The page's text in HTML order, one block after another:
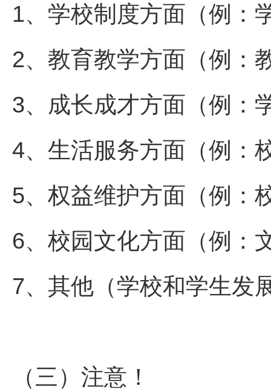
1、学校制度方面（例：
2、教育教学方面（例：
3、成长成才方面（例：
4、生活服务方面（例：
5、权益维护方面（例：
6、校园文化方面（例：
7、其他（学校和学生发
（三）注意！